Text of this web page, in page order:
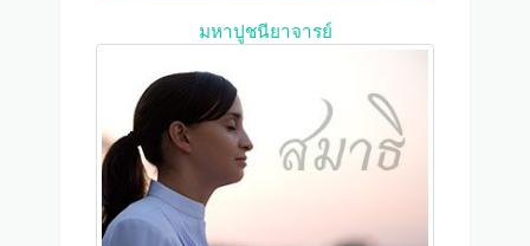
มหาปูชนียาจารย์